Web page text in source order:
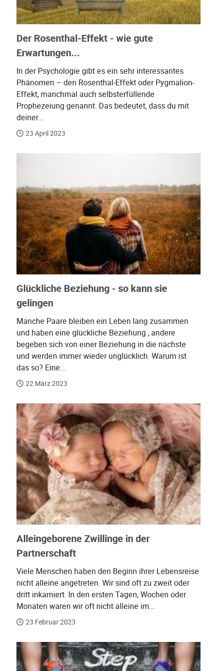
Der Rosenthal-Effekt - wie gute
Erwartungen...
In der Psychologie gibt es ein sehr interessantes
Phänomen – den Rosenthal-Effekt oder Pygmalion-
Effekt, manchmal auch selbsterfüllende
Prophezeiung genannt. Das bedeutet, dass du mit
deiner...
23 April 2023
Glückliche Beziehung - so kann sie
gelingen
Manche Paare bleiben ein Leben lang zusammen
und haben eine glückliche Beziehung , andere
begeben sich von einer Beziehung in die nächste
und werden immer wieder unglücklich. Warum ist
das so? Eine...
22 März 2023
Alleingeborene Zwillinge in der
Partnerschaft
Viele Menschen haben den Beginn ihrer Lebensreise
nicht alleine angetreten. Wir sind oft zu zweit oder
dritt inkarniert. In den ersten Tagen, Wochen oder
Monaten waren wir oft nicht alleine im...
23 Februar 2023